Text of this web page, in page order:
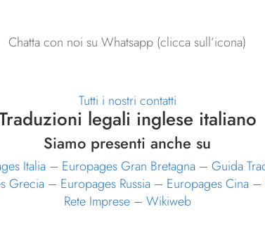
Chatta con noi su Whatsapp (clicca sull’icona)
Tutti i nostri contatti
legali inglese italiano
Siamo presenti anche su
Italia – Europages Gran Bretagna – Guida
Grecia – Europages Russia – Europages Cina –
Rete Imprese– Wikiweb